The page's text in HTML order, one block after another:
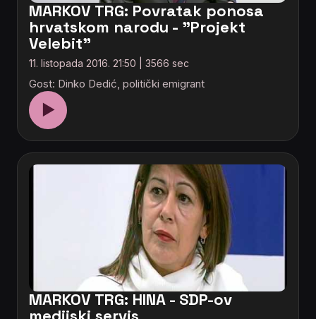
MARKOV TRG: Povratak ponosa
hrvatskom narodu - "Projekt
Velebit"
11. listopada 2016. 21:50 | 3566 sec
Gost: Dinko Dedić, politički emigrant
▶
MARKOV TRG: HINA - SDP-ov